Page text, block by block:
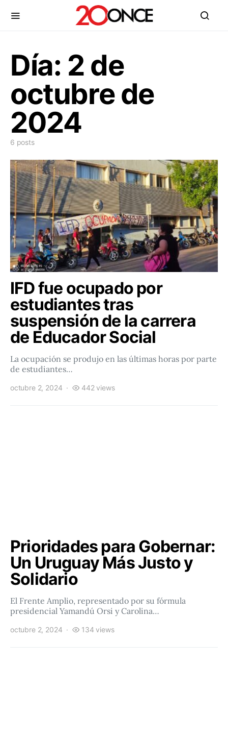
Día: 2 de
octubre de
2024
6 posts
IFD fue ocupado por
estudiantes tras
suspensión de la carrera
de Educador Social
La ocupación se produjo en las últimas horas por parte
de estudiantes…
octubre 2, 2024 442 views
Prioridades para Gobernar:
Un Uruguay Más Justo y
Solidario
El Frente Amplio, representado por su fórmula
presidencial Yamandú Orsi y Carolina…
octubre 2, 2024 134 views